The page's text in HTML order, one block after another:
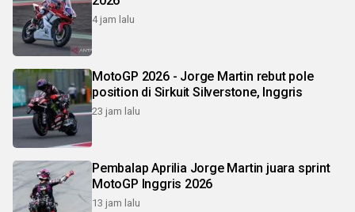
4 jam lalu
MotoGP 2026 - Jorge Martin rebut pole
position di Sirkuit Silverstone, Inggris
23 jam lalu
Pembalap Aprilia Jorge Martin juara sprint
MotoGP Inggris 2026
13 jam lalu